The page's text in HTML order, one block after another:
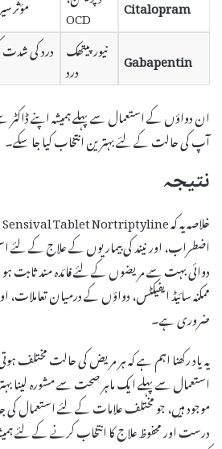
OCD
Gabapentin نیورپیتھک
درد
درد کی
ان دواؤں کے استعمال سے پہلے ہمیشہ اپنے
آپ کی حالت کے لئے بہترین انتخاب کیا جا سکے۔
نتیجہ
اضطراب، اور نیند کی بیماریوں کے علاج کے لئے
دوائی بہت سے مریضوں کے لئے فائدہ مند ثابت
ممکنہ سائیڈ ایفیکٹس، دواؤں کے درمیان تعاملات،
ضروری ہے۔
یہ یاد رکھنا اہم ہے کہ ہر مریض کی حالت مختلف
استعمال سے پہلے ایک ماہر صحت سے مشورہ لینا
موجود ہیں، جو مختلف علامات کے لئے استعمال
درست اور محفوظ علاج کا انتخاب کرنے کے لئے